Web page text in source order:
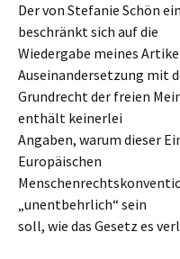
Der von Stefanie Schön
beschränkt sich auf die
Wiedergabe meines
Auseinandersetzung mit
Grundrecht der freien
enthält keinerlei
Angaben, warum dieser
Europäischen
„unentbehrlich“ sein
soll, wie das Gesetz es